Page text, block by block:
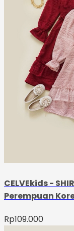
CELVEkids -
Perempuan
Rp109.000